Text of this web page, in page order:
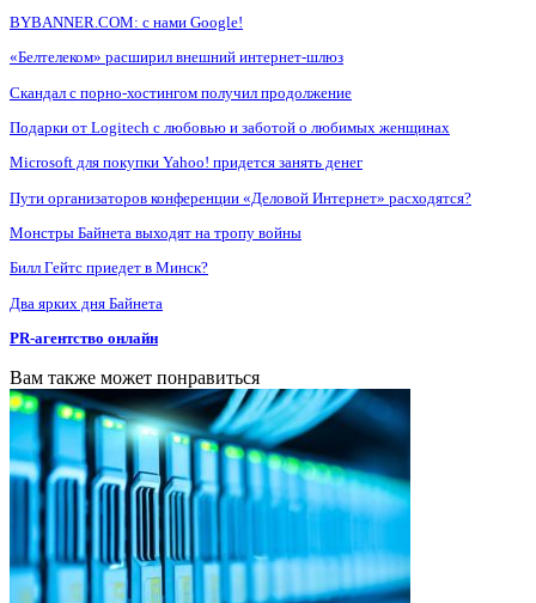
BYBANNER.COM: c нами Google!
«Белтелеком» расширил внешний интернет-шлюз
Скандал с порно-хостингом получил продолжение
Подарки от Logitech с любовью и заботой о любимых женщинах
Microsoft для покупки Yahoo! придется занять денег
Пути организаторов конференции «Деловой Интернет» расходятся?
Монстры Байнета выходят на тропу войны
Билл Гейтс приедет в Минск?
Два ярких дня Байнета
PR-агентство онлайн
Вам также может понравиться